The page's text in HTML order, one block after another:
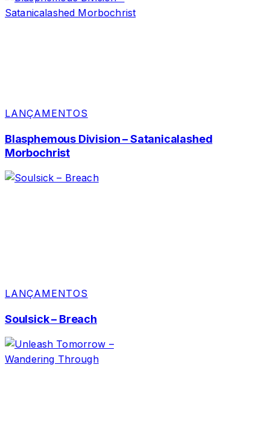
LANÇAMENTOS
Blasphemous Division – Satanicalashed
Morbochrist
LANÇAMENTOS
Soulsick – Breach